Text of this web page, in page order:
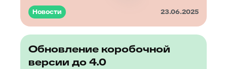
Новости 23.06.2025
Обновление коробочной
версии до 4.0